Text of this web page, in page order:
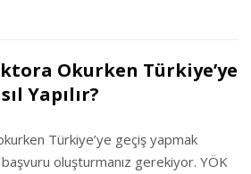
Okurken Türkiye’ye
Yapılır?
Türkiye’ye geçiş yapmak
oluşturmanız gerekiyor. YÖK